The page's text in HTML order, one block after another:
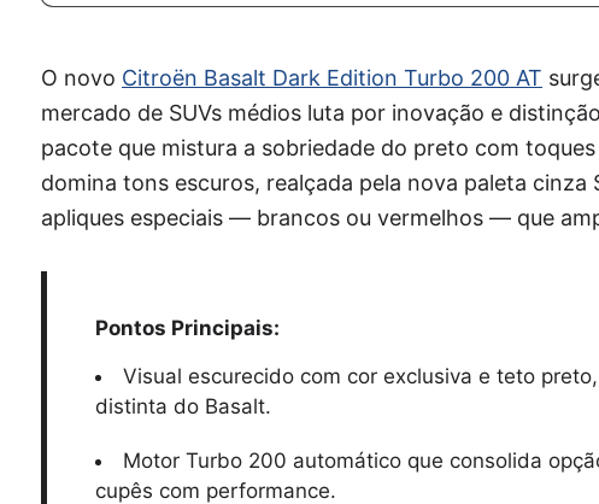
O novo Citroën Basalt Dark Edition Turbo 200 AT
mercado de SUVs médios luta por inovação e
pacote que mistura a sobriedade do preto com
domina tons escuros, realçada pela nova paleta
apliques especiais — brancos ou vermelhos — que
Pontos Principais:
Visual escurecido com cor exclusiva e teto
distinta do Basalt.
Motor Turbo 200 automático que consolida
cupês com performance.